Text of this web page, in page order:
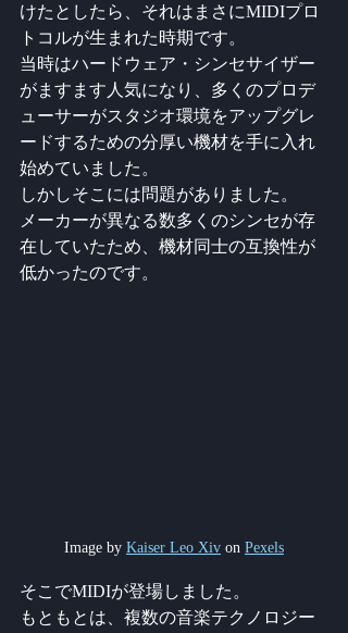
けたとしたら、それはまさにMIDIプロ
トコルが生まれた時期です。
当時はハードウェア・シンセサイザー
がますます人気になり、多くのプロデ
ューサーがスタジオ環境をアップグレ
ードするための分厚い機材を手に入れ
始めていました。
しかしそこには問題がありました。
メーカーが異なる数多くのシンセが存
在していたため、機材同士の互換性が
低かったのです。
Image by Kaiser Leo Xiv on Pexels
そこでMIDIが登場しました。
もともとは、複数の音楽テクノロジー